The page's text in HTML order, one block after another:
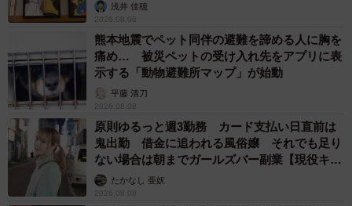
▽comicブースト（幻冬舎コミックス）
https://comic-boost.com
浅井 佳穂
2026.08.08
熊本地震でペット同伴の避難を諦める人に胸を
痛め… 被災ペットの受け入れ先をアプリに表
示する「動物避難所マップ」が始動
平藤 清刀
2026.08.08
原則ゆるっと週3勤務 カード支払い日直前は
鬼出勤 借金に追われる風俗嬢 それでも足り
ない場合は朝までガールズバー副業【現役キャ
ストに取材】
たかなし 亜妖
2026.08.08